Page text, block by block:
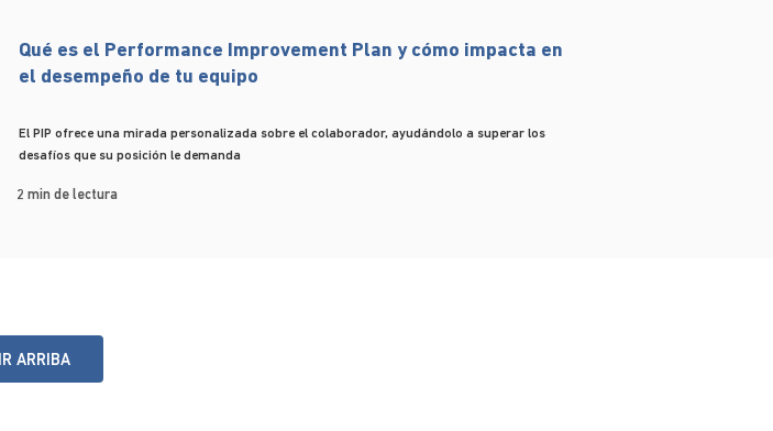
Qué es el Performance Improvement Plan y cómo impacta en
el desempeño de tu equipo
El PIP ofrece una mirada personalizada sobre el colaborador, ayudándolo a superar los
desafíos que su posición le demanda
2 min de lectura
IR ARRIBA